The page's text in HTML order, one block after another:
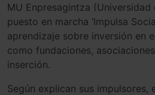
MU Enpresagintza (Universidad
puesto en marcha ‘Impulsa
aprendizaje sobre inversión en
como fundaciones,
inserción.
Según explican sus